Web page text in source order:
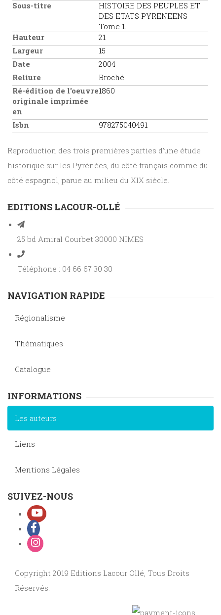
Sous-titre
HISTOIRE DES PEUPLES ET
DES ETATS PYRENEENS
Tome 1.
Hauteur
21
Largeur
15
Date
2004
Reliure
Broché
Ré-édition de l'oeuvre
originale imprimée
en
1860
Isbn 978275040491
Reproduction des trois premières parties d'une étude
historique sur les Pyrénées, du côté français comme du
côté espagnol, parue au milieu du XIX siècle.
EDITIONS LACOUR-OLLÉ
25 bd Amiral Courbet 30000 NIMES
Téléphone : 04 66 67 30 30
NAVIGATION RAPIDE
Régionalisme
Thématiques
Catalogue
INFORMATIONS
Les auteurs
Liens
Mentions Légales
SUIVEZ-NOUS
Copyright 2019 Editions Lacour Ollé, Tous Droits
Réservés.